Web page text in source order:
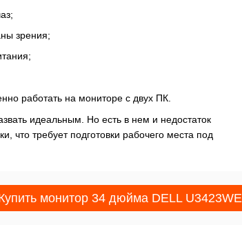
зрения;
работать на мониторе с двух ПК.
идеальным. Но есть в нем и недостаток
что требует подготовки рабочего места под
монитор 34 дюйма DELL U3423WE